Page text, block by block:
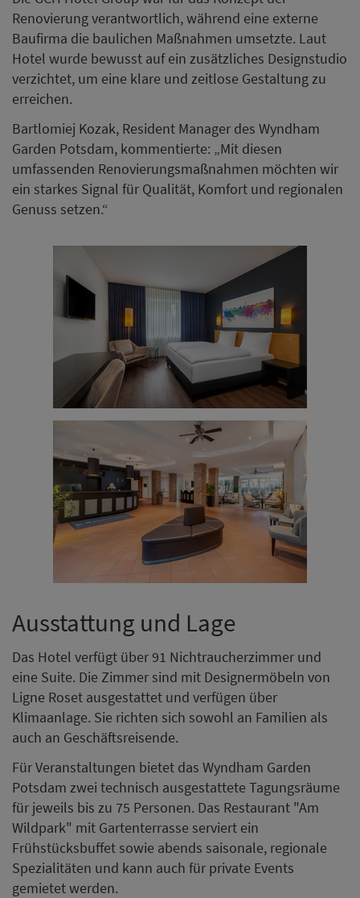
Renovierung verantwortlich, während eine externe
Baufirma die baulichen Maßnahmen umsetzte. Laut
Hotel wurde bewusst auf ein zusätzliches Designstudio
verzichtet, um eine klare und zeitlose Gestaltung zu
erreichen.
Bartlomiej Kozak, Resident Manager des Wyndham
Garden Potsdam, kommentierte: „Mit diesen
umfassenden Renovierungsmaßnahmen möchten wir
ein starkes Signal für Qualität, Komfort und regionalen
Genuss setzen.“
Ausstattung und Lage
Das Hotel verfügt über 91 Nichtraucherzimmer und
eine Suite. Die Zimmer sind mit Designermöbeln von
Ligne Roset ausgestattet und verfügen über
Klimaanlage. Sie richten sich sowohl an Familien als
auch an Geschäftsreisende.
Für Veranstaltungen bietet das Wyndham Garden
Potsdam zwei technisch ausgestattete Tagungsräume
für jeweils bis zu 75 Personen. Das Restaurant "Am
Wildpark" mit Gartenterrasse serviert ein
Frühstücksbuffet sowie abends saisonale, regionale
Spezialitäten und kann auch für private Events
gemietet werden.